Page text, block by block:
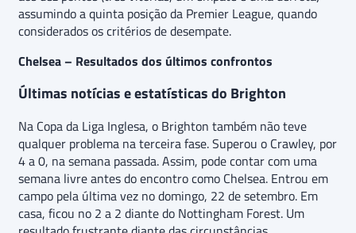
assumindo a quinta posição da Premier League, quando
considerados os critérios de desempate.
Chelsea – Resultados dos últimos confrontos
Últimas notícias e estatísticas do Brighton
Na Copa da Liga Inglesa, o Brighton também não teve
qualquer problema na terceira fase. Superou o Crawley, por
4 a 0, na semana passada. Assim, pode contar com uma
semana livre antes do encontro como Chelsea. Entrou em
campo pela última vez no domingo, 22 de setembro. Em
casa, ficou no 2 a 2 diante do Nottingham Forest. Um